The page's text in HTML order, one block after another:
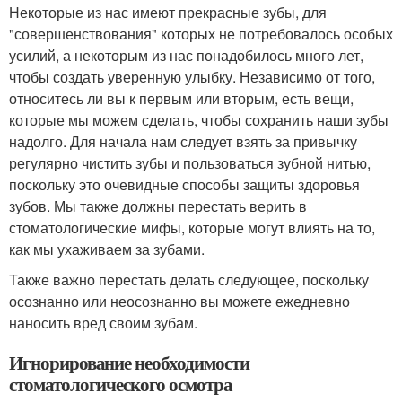
Некоторые из нас имеют прекрасные зубы, для
"совершенствования" которых не потребовалось особых
усилий, а некоторым из нас понадобилось много лет,
чтобы создать уверенную улыбку. Независимо от того,
относитесь ли вы к первым или вторым, есть вещи,
которые мы можем сделать, чтобы сохранить наши зубы
надолго. Для начала нам следует взять за привычку
регулярно чистить зубы и пользоваться зубной нитью,
поскольку это очевидные способы защиты здоровья
зубов. Мы также должны перестать верить в
стоматологические мифы, которые могут влиять на то,
как мы ухаживаем за зубами.
Также важно перестать делать следующее, поскольку
осознанно или неосознанно вы можете ежедневно
наносить вред своим зубам.
Игнорирование необходимости
стоматологического осмотра